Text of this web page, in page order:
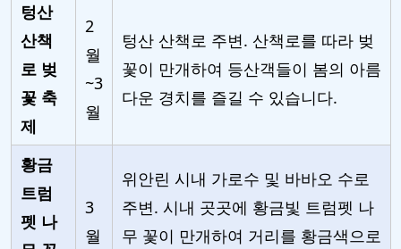
텅산
산책
로 벚
꽃 축
제
2
월
~3
월
텅산 산책로 주변. 산책로를 따라 벚
꽃이 만개하여 등산객들이 봄의 아름
다운 경치를 즐길 수 있습니다.
황금
트럼
펫 나
3
월
위안린 시내 가로수 및 바바오 수로
주변. 시내 곳곳에 황금빛 트럼펫 나
무 꽃이 만개하여 거리를 황금색으로